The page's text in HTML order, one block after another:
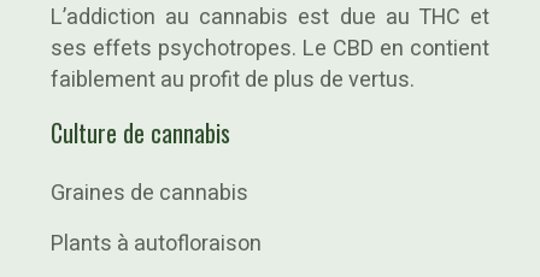
L’addiction au cannabis est due au THC et
ses effets psychotropes. Le CBD en contient
faiblement au profit de plus de vertus.
Culture de cannabis
Graines de cannabis
Plants à autofloraison